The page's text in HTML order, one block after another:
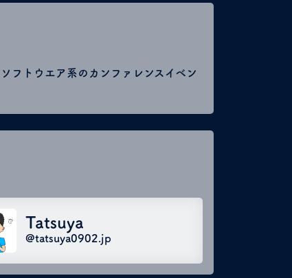
フトウエア系のカンファレンスイベン
Tatsuya
@tatsuya0902.jp